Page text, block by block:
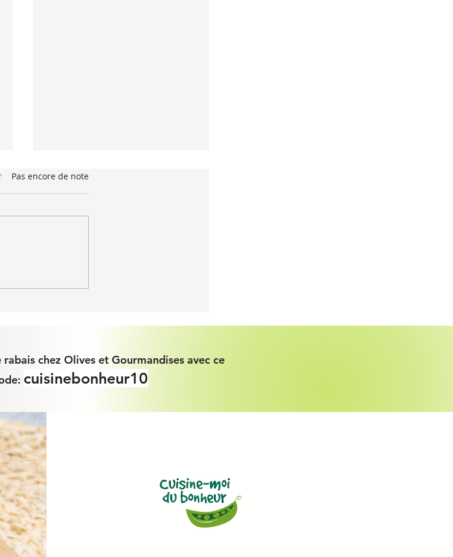
sur 5.
Pas encore de note
chez Olives et Gourmandises avec ce
cuisinebonheur10